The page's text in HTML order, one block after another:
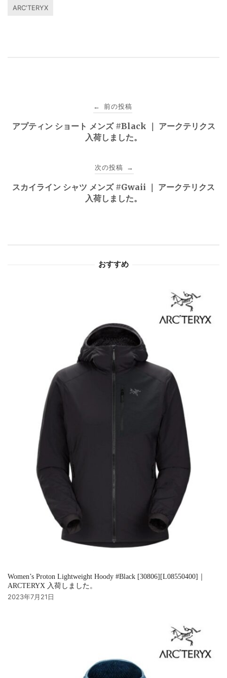
ARC'TERYX
稿
ゲ
← 前の投稿
アプティン ショート メンズ #Black ｜ アークテリクス
入荷しました。
次の投稿 →
スカイライン シャツ メンズ #Gwaii ｜ アークテリクス
入荷しました。
おすすめ
Women’s Proton Lightweight Hoody #Black [30806][L08550400]｜
ARCTERYX 入荷しました。
2023年7月21日